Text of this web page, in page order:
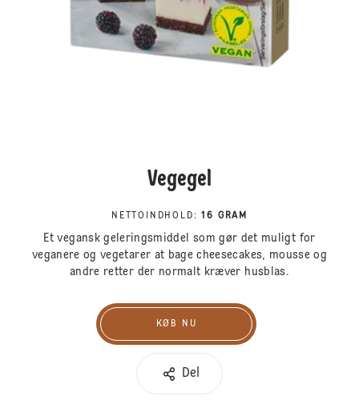
Vegegel
NETTOINDHOLD : 16 GRAM
Et vegansk geleringsmiddel som gør det muligt for
veganere og vegetarer at bage cheesecakes, mousse og
andre retter der normalt kræver husblas.
Køb nu
KØB NU
Del